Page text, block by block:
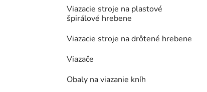
Viazacie stroje na plastové
špirálové hrebene
Viazacie stroje na drôtené hrebene
Viazače
Obaly na viazanie kníh